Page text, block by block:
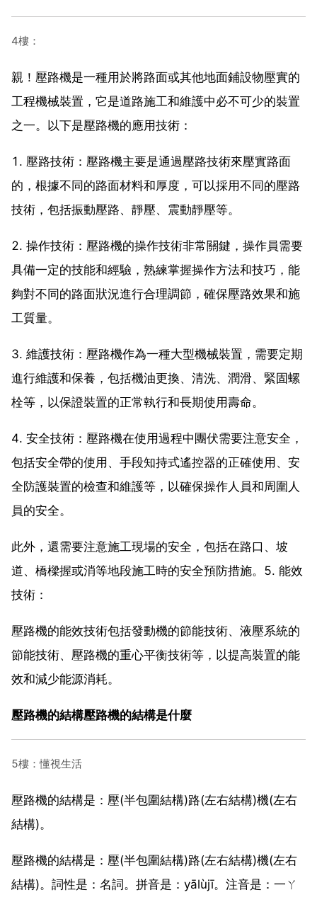
4樓：
親！壓路機是一種用於將路面或其他地面鋪設物壓實的
工程機械裝置，它是道路施工和維護中必不可少的裝置
之一。以下是壓路機的應用技術：
1. 壓路技術：壓路機主要是通過壓路技術來壓實路面
的，根據不同的路面材料和厚度，可以採用不同的壓路
技術，包括振動壓路、靜壓、震動靜壓等。
2. 操作技術：壓路機的操作技術非常關鍵，操作員需要
具備一定的技能和經驗，熟練掌握操作方法和技巧，能
夠對不同的路面狀況進行合理調節，確保壓路效果和施
工質量。
3. 維護技術：壓路機作為一種大型機械裝置，需要定期
進行維護和保養，包括機油更換、清洗、潤滑、緊固螺
栓等，以保證裝置的正常執行和長期使用壽命。
4. 安全技術：壓路機在使用過程中團伏需要注意安全，
包括安全帶的使用、手段知持式遙控器的正確使用、安
全防護裝置的檢查和維護等，以確保操作人員和周圍人
員的安全。
此外，還需要注意施工現場的安全，包括在路口、坡
道、橋樑握或消等地段施工時的安全預防措施。5. 能效
技術：
壓路機的能效技術包括發動機的節能技術、液壓系統的
節能技術、壓路機的重心平衡技術等，以提高裝置的能
效和減少能源消耗。
壓路機的結構壓路機的結構是什麼
5樓：懂視生活
壓路機的結構是：壓(半包圍結構)路(左右結構)機(左右
結構)。
壓路機的結構是：壓(半包圍結構)路(左右結構)機(左右
結構)。詞性是：名詞。拼音是：yālùjī。注音是：一ㄚ